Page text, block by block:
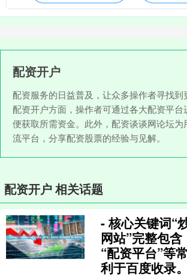
配资开户
配资服务的日益普及，让众多操作者寻找到
配资开户方面，操作者可通过各大配资平台
便获取所需资金。此外，配资谈谈网论坛为
流平台，分享配资股票的经验与见解。
配资开户 相关话题
- 核心关键词“
网站”完整包
“配资平台”等
利于百度收录。